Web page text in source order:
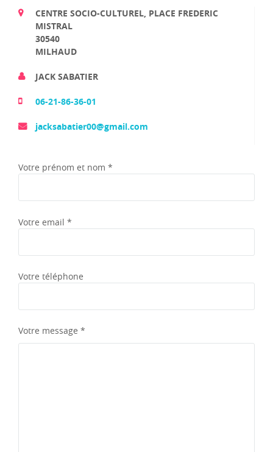
CENTRE SOCIO-CULTUREL, PLACE FREDERIC
MISTRAL
30540
MILHAUD
JACK SABATIER
06-21-86-36-01
jacksabatier00@gmail.com
Votre prénom et nom *
Votre email *
Votre téléphone
Votre message *